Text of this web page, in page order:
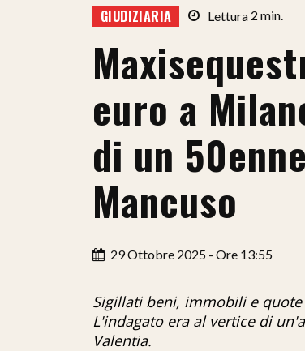
GIUDIZIARIA Lettura 2 min.
euro a
di un
Mancuso
29 Ottobre 2025 - Ore 13:55
Sigillati beni, immobili e
L'indagato era al vertice di
Valentia.